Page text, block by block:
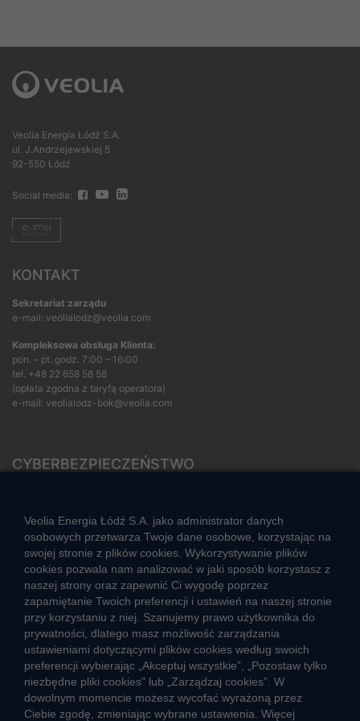
Veolia Energia Łódź S.A.
ul. J.Andrzejewskiej 5
92-550 Łódź
Social media:
KONTAKT
Sekretariat zarządu
e-mail: veolialodz@veolia.com
Kompleksowa obsługa Klienta:
pon. – pt. godz. 7:00 – 16:00
tel. +48 22 658 58 58
(opłata zgodna z taryfą operatora)
e-mail: veolialodz-bok@veolia.com
CYBERBEZPIECZEŃSTWO
CIEPŁO SYSTEMOWE
Zalety ciepła systemowego
Ciepło przez cały rok
Usługi okołociepłownicze
Informacje ciepła systemowego
Veolia Energia Łódź S.A. jako administrator danych
osobowych przetwarza Twoje dane osobowe, korzystając na
swojej stronie z plików cookies. Wykorzystywanie plików
cookies pozwala nam analizować w jaki sposób korzystasz z
naszej strony oraz zapewnić Ci wygodę poprzez
zapamiętanie Twoich preferencji i ustawień na naszej stronie
przy korzystaniu z niej. Szanujemy prawo użytkownika do
prywatności, dlatego masz możliwość zarządzania
ustawieniami dotyczącymi plików cookies według swoich
preferencji wybierając „Akceptuj wszystkie”, „Pozostaw tylko
niezbędne pliki cookies” lub „Zarządzaj cookies”. W
dowolnym momencie możesz wycofać wyrażoną przez
Ciebie zgodę, zmieniając wybrane ustawienia. Więcej